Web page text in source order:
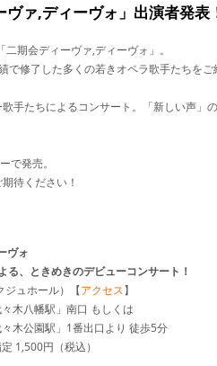
ァ,ディーヴォ」出演者発表
期会ディーヴァ,ディーヴォ」。
で修了した多くの若きオペラ歌手たちをご
手たちによるコンサート。「新しい声」
で発売。
待ください！
ヴォ
る、ときめきのデビューコンサート！
ュホール）【アクセス】
幡駅」南口 もしくは
園駅」1番出口より 徒歩5分
1,500円（税込）